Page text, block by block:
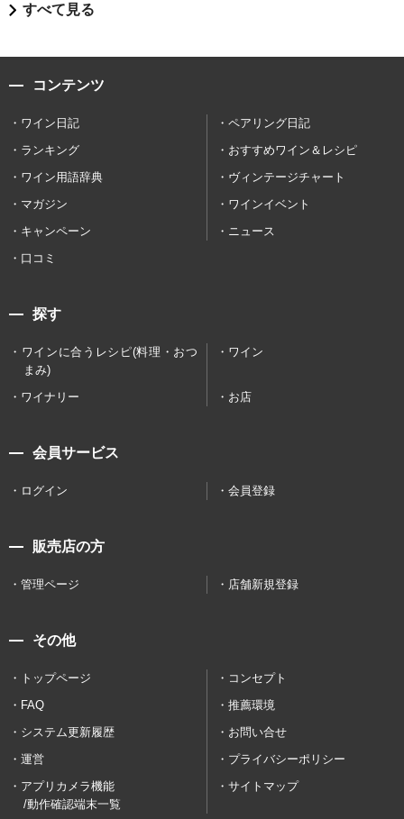
すべて見る
コンテンツ
ワイン日記
ペアリング日記
ランキング
おすすめワイン＆レシピ
ワイン用語辞典
ヴィンテージチャート
マガジン
ワインイベント
キャンペーン
ニュース
口コミ
探す
ワインに合うレシピ(料理・おつ
まみ)
ワイン
ワイナリー お店
会員サービス
ログイン 会員登録
販売店の方
管理ページ 店舗新規登録
その他
トップページ
コンセプト
FAQ
推薦環境
システム更新履歴
お問い合せ
運営
プライバシーポリシー
アプリカメラ機能
/動作確認端末一覧
サイトマップ